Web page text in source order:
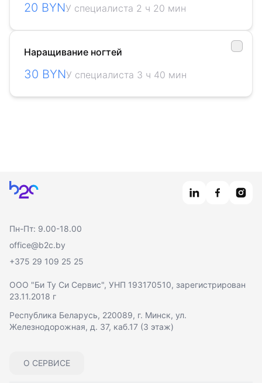
20 BYNУ специалиста 2 ч 20 мин
Наращивание ногтей
30 BYNУ специалиста 3 ч 40 мин
Главная
Пн-Пт: 9.00-18.00
office@b2c.by
+375 29 109 25 25
О СЕРВИСЕ
ООО "Би Ту Си Сервис", УНП 193170510, зарегистрирован
23.11.2018 г
Республика Беларусь, 220089, г. Минск, ул.
Железнодорожная, д. 37, каб.17 (3 этаж)